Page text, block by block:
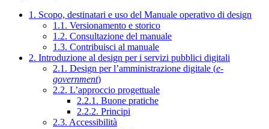
1. Scopo, destinatari e uso del Manuale operativo di design
1.1. Versionamento e storico
1.2. Consultazione del manuale
1.3. Contribuisci al manuale
2. Introduzione al design per i servizi pubblici digitali
2.1. Design per l’amministrazione digitale (e-
government)
2.2. L’approccio progettuale
2.2.1. Buone pratiche
2.2.2. Principi
2.3. Accessibilità